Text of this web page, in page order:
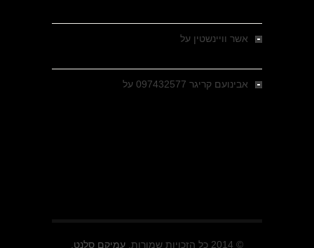
אשר וויינשטין על
אבינועם קריגר 097432577 על
© 2014 כל הזכויות שמורות. עמיקם סלנט.